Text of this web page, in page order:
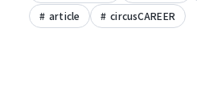
article
circusCAREER